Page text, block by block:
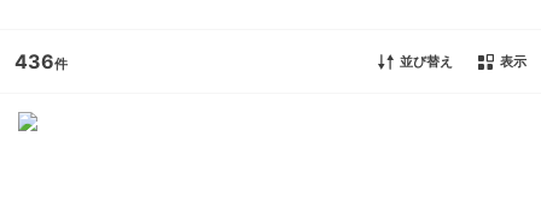
436 並び替え 表示